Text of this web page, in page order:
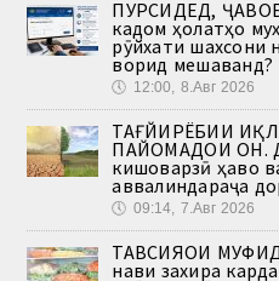
ПУРСИДЕД,
кадом ҳолатҳо
рӯйхати шахсони
ворид мешаванд?
🕔 12:00, 8.Авг 2026
ТАҒЙИРЁБИИ
ПАЙОМАДҲОИ ОН.
кишоварзӣ ҳаво
аввалиндараҷа
🕔 09:14, 7.Авг 2026
ТАВСИЯҲОИ
нави захира